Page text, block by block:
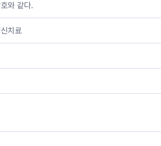
와 같다.
치료